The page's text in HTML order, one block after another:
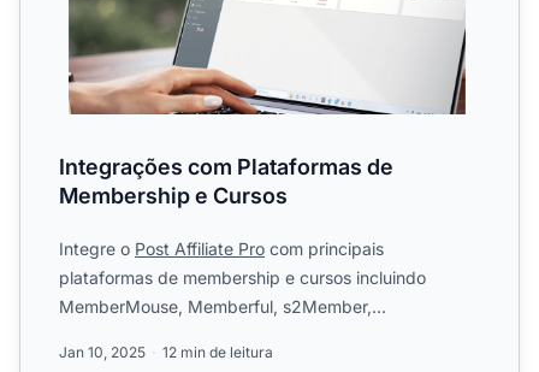
Integrações com Plataformas de
Membership e Cursos
Integre o Post Affiliate Pro com principais
plataformas de membership e cursos incluindo
MemberMouse, Memberful, s2Member,
Jan 10, 2025 12 min de leitura